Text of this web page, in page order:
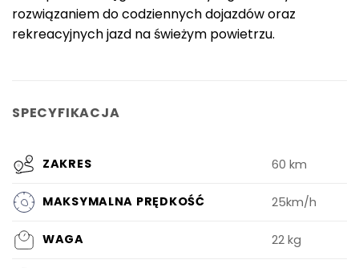
rozwiązaniem do codziennych dojazdów oraz
rekreacyjnych jazd na świeżym powietrzu.
SPECYFIKACJA
ZAKRES 60 km
MAKSYMALNA PRĘDKOŚĆ 25km/h
WAGA 22 kg